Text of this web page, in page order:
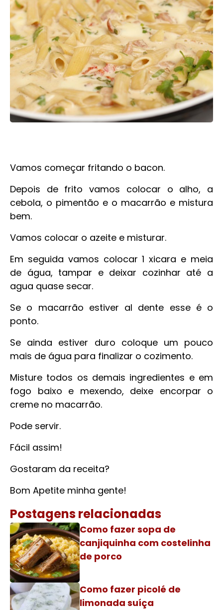
Vamos começar fritando o bacon.
Depois de frito vamos colocar o alho, a
cebola, o pimentão e o macarrão e mistura
bem.
Vamos colocar o azeite e misturar.
Em seguida vamos colocar 1 xicara e meia
de água, tampar e deixar cozinhar até a
agua quase secar.
Se o macarrão estiver al dente esse é o
ponto.
Se ainda estiver duro coloque um pouco
mais de água para finalizar o cozimento.
Misture todos os demais ingredientes e em
fogo baixo e mexendo, deixe encorpar o
creme no macarrão.
Pode servir.
Fácil assim!
Gostaram da receita?
Bom Apetite minha gente!
Postagens relacionadas
Como fazer sopa de
canjiquinha com costelinha
de porco
Como fazer picolé de
limonada suíça